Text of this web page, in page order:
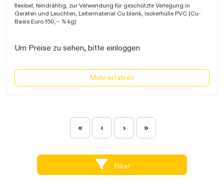
flexibel, feindrähtig, zur Verwendung für geschützte Verlegung in
Geräten und Leuchten, Leitermaterial Cu blank, Isolierhülle PVC (Cu-
Basis Euro 150,-- % kg)
Um Preise zu sehen, bitte einloggen
Mehr erfahren
« ‹ › »
Filter